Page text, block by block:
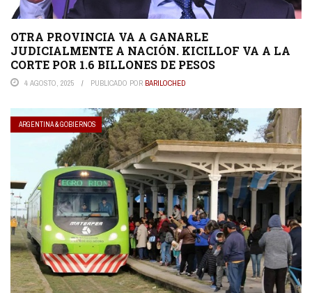
OTRA PROVINCIA VA A GANARLE
JUDICIALMENTE A NACIÓN. KICILLOF VA A LA
CORTE POR 1.6 BILLONES DE PESOS
4 AGOSTO, 2025 PUBLICADO POR BARILOCHED
ARGENTINA & GOBIERNOS